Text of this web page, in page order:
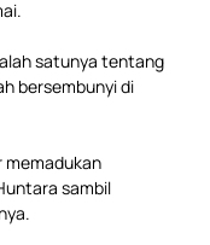
satunya tentang
bersembunyi di
memadukan
sambil